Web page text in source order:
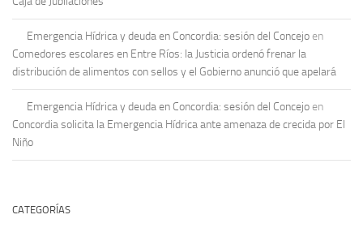
Emergencia Hídrica y deuda en Concordia: sesión del Concejo en
Comedores escolares en Entre Ríos: la Justicia ordenó frenar la
distribución de alimentos con sellos y el Gobierno anunció que apelará
Emergencia Hídrica y deuda en Concordia: sesión del Concejo en
Concordia solicita la Emergencia Hídrica ante amenaza de crecida por El
Niño
CATEGORÍAS